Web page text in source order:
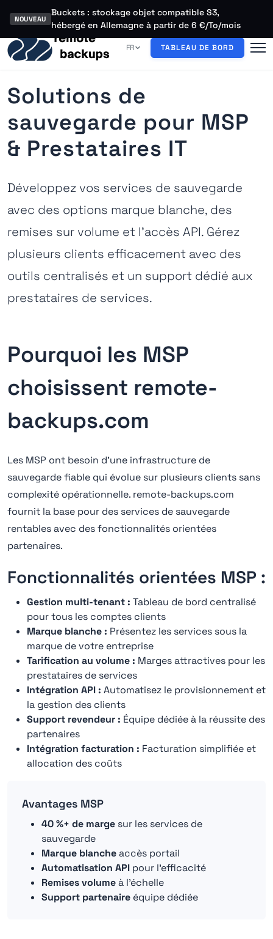
NOUVEAU
Buckets : stockage objet compatible S3,
hébergé en Allemagne à partir de 6 €/To/mois
FR TABLEAU DE BORD
Solutions de
sauvegarde pour MSP
& Prestataires IT
Développez vos services de sauvegarde
avec des options marque blanche, des
remises sur volume et l'accès API. Gérez
plusieurs clients efficacement avec des
outils centralisés et un support dédié aux
prestataires de services.
Pourquoi les MSP
choisissent remote-
backups.com
Les MSP ont besoin d'une infrastructure de
sauvegarde fiable qui évolue sur plusieurs clients sans
complexité opérationnelle. remote-backups.com
fournit la base pour des services de sauvegarde
rentables avec des fonctionnalités orientées
partenaires.
Fonctionnalités orientées MSP :
Gestion multi-tenant : Tableau de bord centralisé
pour tous les comptes clients
Marque blanche : Présentez les services sous la
marque de votre entreprise
Tarification au volume : Marges attractives pour les
prestataires de services
Intégration API : Automatisez le provisionnement et
la gestion des clients
Support revendeur : Équipe dédiée à la réussite des
partenaires
Intégration facturation : Facturation simplifiée et
allocation des coûts
Avantages MSP
40 %+ de marge sur les services de
sauvegarde
Marque blancheaccès portail
Automatisation API pour l'efficacité
Remises volumeà l'échelle
Support partenaire équipe dédiée